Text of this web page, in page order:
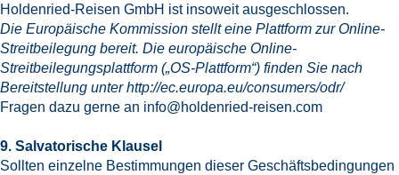
Holdenried-Reisen GmbH ist insoweit ausgeschlossen.
Die Europäische Kommission stellt eine Plattform zur Online-
Streitbeilegung bereit. Die europäische Online-
Streitbeilegungsplattform („OS-Plattform“) finden Sie nach
Bereitstellung unterhttp://ec.europa.eu/consumers/odr/
Fragen dazu gerne an info@holdenried-reisen.com
9. Salvatorische Klausel
Sollten einzelne Bestimmungen dieser Geschäftsbedingungen